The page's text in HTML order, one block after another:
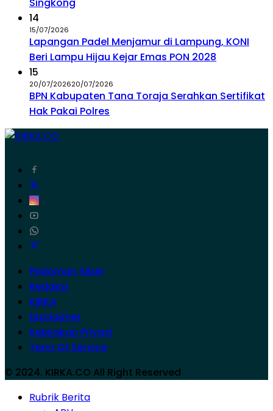
Singkong
14
15/07/2026
Lapangan Padel Menjamur di Lampung, KONI
Beri Lampu Hijau Kejar Emas PON 2028
15
20/07/202620/07/2026
BPN Kabupaten Tana Toraja Serahkan Sertifikat
Hak Pakai Polres
Pedoman Siber
Redaksi
KIRKA
Disclaimer
Kebijakan Privasi
Term Of Service
© 2024. KIRKA.CO All Right Reserved
Rubrik Berita